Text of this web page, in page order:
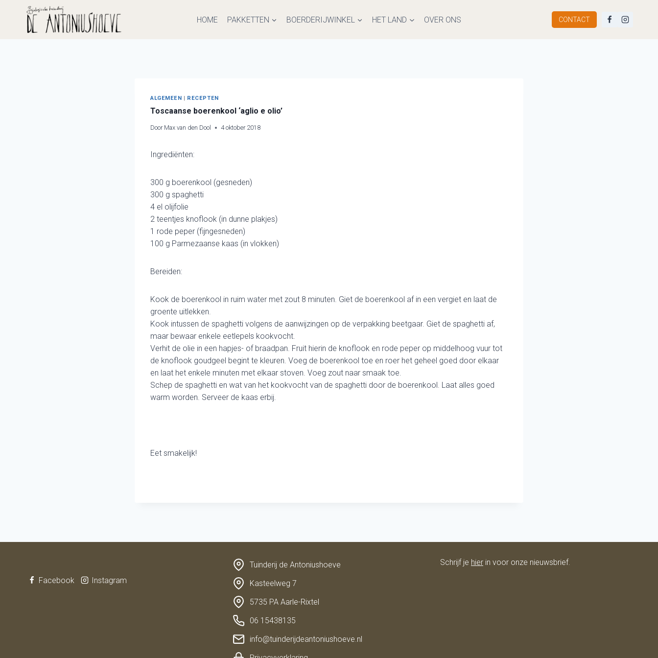
Doorgaan
HOME PAKKETTEN BOERDERIJWINKEL HET LAND OVER ONS CONTACT
ALGEMEEN | RECEPTEN
Toscaanse boerenkool ‘aglio e olio’
Door Max van den Dool 4 oktober 2018
Ingrediënten:
300 g boerenkool (gesneden)
300 g spaghetti
4 el olijfolie
2 teentjes knoflook (in dunne plakjes)
1 rode peper (fijngesneden)
100 g Parmezaanse kaas (in vlokken)
Bereiden:
Kook de boerenkool in ruim water met zout 8 minuten. Giet de boerenkool af in een vergiet en laat de
groente uitlekken.
Kook intussen de spaghetti volgens de aanwijzingen op de verpakking beetgaar. Giet de spaghetti af,
maar bewaar enkele eetlepels kookvocht.
Verhit de olie in een hapjes- of braadpan. Fruit hierin de knoflook en rode peper op middelhoog vuur tot
de knoflook goudgeel begint te kleuren. Voeg de boerenkool toe en roer het geheel goed door elkaar
en laat het enkele minuten met elkaar stoven. Voeg zout naar smaak toe.
Schep de spaghetti en wat van het kookvocht van de spaghetti door de boerenkool. Laat alles goed
warm worden. Serveer de kaas erbij.
Eet smakelijk!
Facebook Instagram
Tuinderij de Antoniushoeve
Kasteelweg 7
5735 PA Aarle-Rixtel
06 15438135
info@tuinderijdeantoniushoeve.nl
Schrijf je hier in voor onze nieuwsbrief.